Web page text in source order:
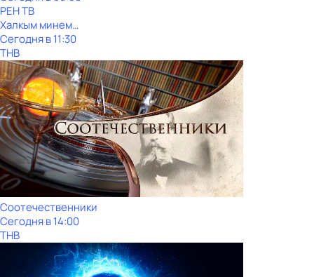
РЕН ТВ
Халкым минем…
Сегодня в 11:30
ТНВ
Соотечественники
Сегодня в 14:00
ТНВ